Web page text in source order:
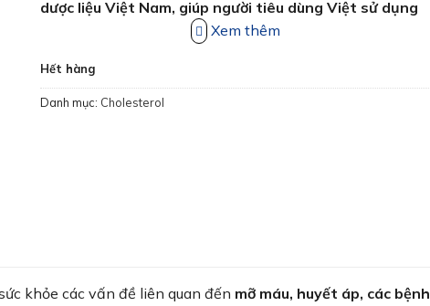
dược liệu Việt Nam, giúp người tiêu dùng Việt sử dụng
những sản phẩm an toàn, chất lượng và phù hợp với cơ
Xem thêm
Hết hàng
Danh mục: Cholesterol
khỏe các vấn đề liên quan đến mỡ máu, huyết áp, các bệnh